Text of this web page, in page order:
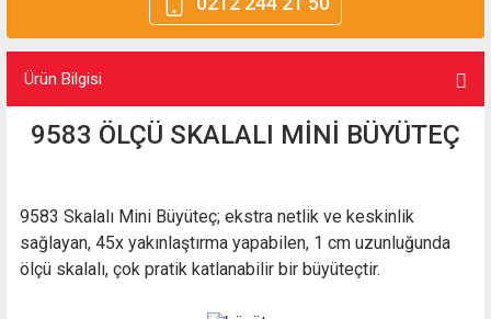
Ürün Bilgisi
9583 ÖLÇÜ SKALALI MİNİ BÜYÜTEÇ
9583 Skalalı Mini Büyüteç; ekstra netlik ve keskinlik
sağlayan, 45x yakınlaştırma yapabilen, 1 cm uzunluğunda
ölçü skalalı, çok pratik katlanabilir bir büyüteçtir.